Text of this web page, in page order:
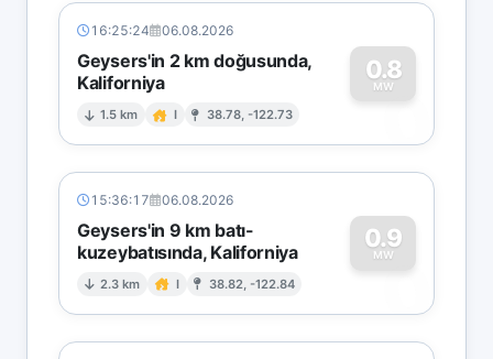
16:25:24 06.08.2026
Geysers'in 2 km doğusunda,
Kaliforniya
1.5 km I 38.78, -122.73
0.8
MW
0
15:36:17 06.08.2026
Geysers'in 9 km batı-
kuzeybatısında, Kaliforniya
2.3 km I 38.82, -122.84
0.9
MW
0